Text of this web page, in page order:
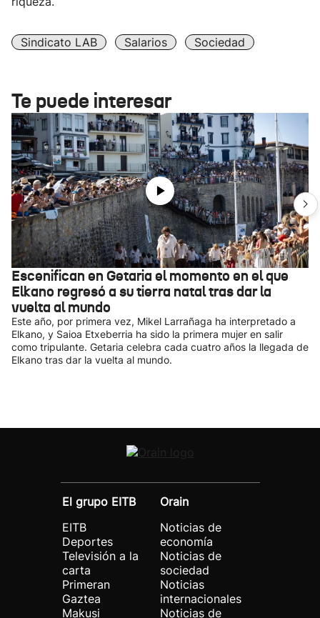
Sindicato LAB Salarios Sociedad
Te puede interesar
Escenifican en Getaria el momento en el que
Elkano regresó a su tierra natal tras dar la
vuelta al mundo
Este año, por primera vez, Mikel Larrañaga ha interpretado a
Elkano, y Saioa Etxeberria ha sido la primera mujer en salir
como tripulante. Getaria celebra cada cuatro años la llegada de
Elkano tras dar la vuelta al mundo.
El grupo EITB
EITB
Deportes
Televisión a la
carta
Primeran
Gaztea
Makusi
Orain
Noticias de
economía
Noticias de
sociedad
Noticias
internacionales
Noticias de